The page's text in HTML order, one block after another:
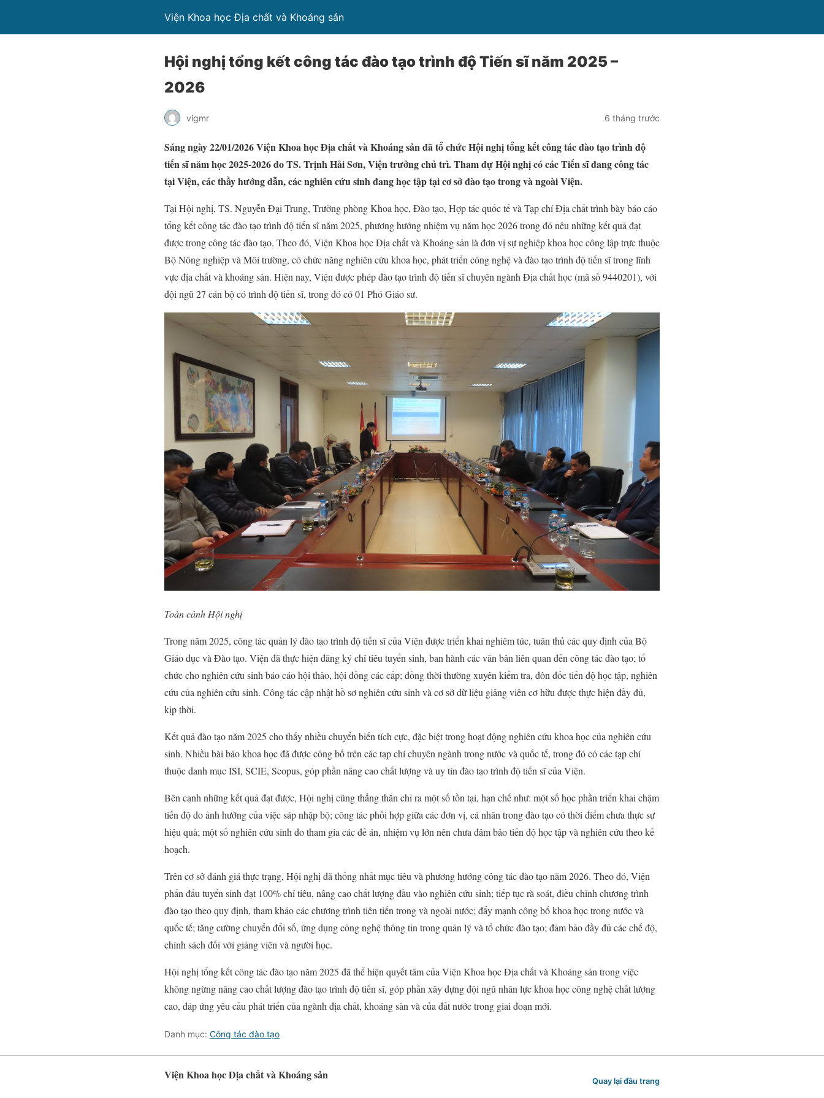
Viện Khoa học Địa chất và Khoáng sản
Hội nghị tổng kết công tác đào tạo trình độ Tiến sĩ năm 2025 –
2026
vigmr 6 tháng trước
Sáng ngày 22/01/2026 Viện Khoa học Địa chất và Khoáng sản đã tổ chức Hội nghị tổng kết công tác đào tạo trình độ
tiến sĩ năm học 2025-2026 do TS. Trịnh Hải Sơn, Viện trưởng chủ trì. Tham dự Hội nghị có các Tiến sĩ đang công tác
tại Viện, các thầy hướng dẫn, các nghiên cứu sinh đang học tập tại cơ sở đào tạo trong và ngoài Viện.
Tại Hội nghị, TS. Nguyễn Đại Trung, Trưởng phòng Khoa học, Đào tạo, Hợp tác quốc tế và Tạp chí Địa chất trình bày báo cáo
tổng kết công tác đào tạo trình độ tiến sĩ năm 2025, phương hướng nhiệm vụ năm học 2026 trong đó nêu những kết quả đạt
được trong công tác đào tạo. Theo đó, Viện Khoa học Địa chất và Khoáng sản là đơn vị sự nghiệp khoa học công lập trực thuộc
Bộ Nông nghiệp và Môi trường, có chức năng nghiên cứu khoa học, phát triển công nghệ và đào tạo trình độ tiến sĩ trong lĩnh
vực địa chất và khoáng sản. Hiện nay, Viện được phép đào tạo trình độ tiến sĩ chuyên ngành Địa chất học (mã số 9440201), với
đội ngũ 27 cán bộ có trình độ tiến sĩ, trong đó có 01 Phó Giáo sư.
Toàn cảnh Hội nghị
Trong năm 2025, công tác quản lý đào tạo trình độ tiến sĩ của Viện được triển khai nghiêm túc, tuân thủ các quy định của Bộ
Giáo dục và Đào tạo. Viện đã thực hiện đăng ký chỉ tiêu tuyển sinh, ban hành các văn bản liên quan đến công tác đào tạo; tổ
chức cho nghiên cứu sinh báo cáo hội thảo, hội đồng các cấp; đồng thời thường xuyên kiểm tra, đôn đốc tiến độ học tập, nghiên
cứu của nghiên cứu sinh. Công tác cập nhật hồ sơ nghiên cứu sinh và cơ sở dữ liệu giảng viên cơ hữu được thực hiện đầy đủ,
kịp thời.
Kết quả đào tạo năm 2025 cho thấy nhiều chuyển biến tích cực, đặc biệt trong hoạt động nghiên cứu khoa học của nghiên cứu
sinh. Nhiều bài báo khoa học đã được công bố trên các tạp chí chuyên ngành trong nước và quốc tế, trong đó có các tạp chí
thuộc danh mục ISI, SCIE, Scopus, góp phần nâng cao chất lượng và uy tín đào tạo trình độ tiến sĩ của Viện.
Bên cạnh những kết quả đạt được, Hội nghị cũng thẳng thắn chỉ ra một số tồn tại, hạn chế như: một số học phần triển khai chậm
tiến độ do ảnh hưởng của việc sáp nhập bộ; công tác phối hợp giữa các đơn vị, cá nhân trong đào tạo có thời điểm chưa thực sự
hiệu quả; một số nghiên cứu sinh do tham gia các đề án, nhiệm vụ lớn nên chưa đảm bảo tiến độ học tập và nghiên cứu theo kế
hoạch.
Trên cơ sở đánh giá thực trạng, Hội nghị đã thống nhất mục tiêu và phương hướng công tác đào tạo năm 2026. Theo đó, Viện
phấn đấu tuyển sinh đạt 100% chỉ tiêu, nâng cao chất lượng đầu vào nghiên cứu sinh; tiếp tục rà soát, điều chỉnh chương trình
đào tạo theo quy định, tham khảo các chương trình tiên tiến trong và ngoài nước; đẩy mạnh công bố khoa học trong nước và
quốc tế; tăng cường chuyển đổi số, ứng dụng công nghệ thông tin trong quản lý và tổ chức đào tạo; đảm bảo đầy đủ các chế độ,
chính sách đối với giảng viên và người học.
Hội nghị tổng kết công tác đào tạo năm 2025 đã thể hiện quyết tâm của Viện Khoa học Địa chất và Khoáng sản trong việc
không ngừng nâng cao chất lượng đào tạo trình độ tiến sĩ, góp phần xây dựng đội ngũ nhân lực khoa học công nghệ chất lượng
cao, đáp ứng yêu cầu phát triển của ngành địa chất, khoáng sản và của đất nước trong giai đoạn mới.
Danh mục: Công tác đào tạo
Viện Khoa học Địa chất và Khoáng sản Quay lại đầu trang